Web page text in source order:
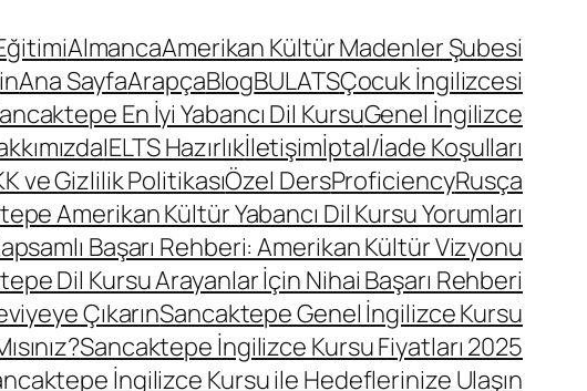
AlmancaAmerikan Kültür Madenler Şubesi
Ana SayfaArapçaBlogBULATSÇocuk İngilizcesi
En İyi Yabancı Dil KursuGenel İngilizce
IELTS Hazırlıkİletişimİptal/İade Koşulları
ve Gizlilik PolitikasıÖzel DersProficiencyRusça
Amerikan Kültür Yabancı Dil Kursu Yorumları
Başarı Rehberi: Amerikan Kültür Vizyonu
Dil Kursu Arayanlar İçin Nihai Başarı Rehberi
ÇıkarınSancaktepe Genel İngilizce Kursu
Sancaktepe İngilizce Kursu Fiyatları 2025
İngilizce Kursu ile Hedeflerinize Ulaşın